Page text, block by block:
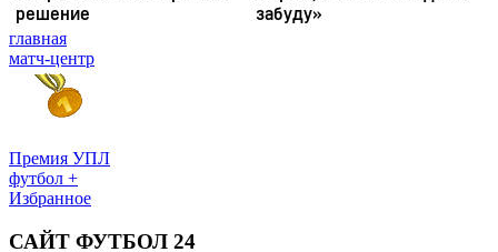
главная
матч-центр
Премия УПЛ
футбол +
Избранное
САЙТ ФУТБОЛ 24